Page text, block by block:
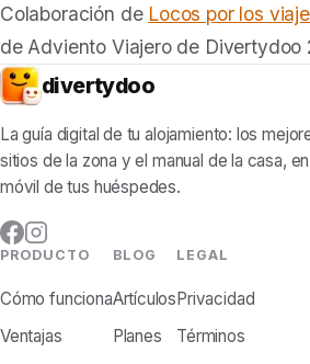
Colaboración de Locos por los
de Adviento Viajero de Divertydoo
divertydoo
La guía digital de tu alojamiento: los
sitios de la zona y el manual de la casa,
móvil de tus huéspedes.
PRODUCTO
Cómo funciona
Ventajas
BLOG
Artículos
Planes
LEGAL
Privacidad
Términos